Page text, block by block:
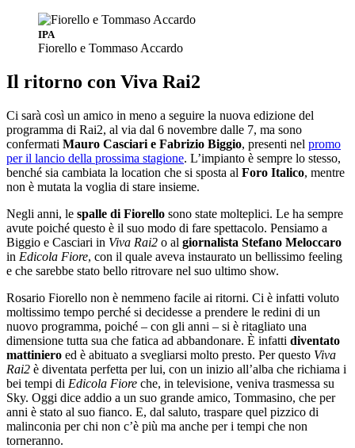
IPA
Fiorello e Tommaso Accardo
Il ritorno con Viva Rai2
Ci sarà così un amico in meno a seguire la nuova edizione del
programma di Rai2, al via dal 6 novembre dalle 7, ma sono
confermati Mauro Casciari e Fabrizio Biggio, presenti nel promo
per il lancio della prossima stagione. L’impianto è sempre lo stesso,
benché sia cambiata la location che si sposta al Foro Italico, mentre
non è mutata la voglia di stare insieme.
Negli anni, le spalle di Fiorello sono state molteplici. Le ha sempre
avute poiché questo è il suo modo di fare spettacolo. Pensiamo a
Biggio e Casciari in Viva Rai2 o al giornalista Stefano Meloccaro
in Edicola Fiore, con il quale aveva instaurato un bellissimo feeling
e che sarebbe stato bello ritrovare nel suo ultimo show.
Rosario Fiorello non è nemmeno facile ai ritorni. Ci è infatti voluto
moltissimo tempo perché si decidesse a prendere le redini di un
nuovo programma, poiché – con gli anni – si è ritagliato una
dimensione tutta sua che fatica ad abbandonare. È infatti diventato
mattiniero ed è abituato a svegliarsi molto presto. Per questo Viva
Rai2 è diventata perfetta per lui, con un inizio all’alba che richiama i
bei tempi di Edicola Fiore che, in televisione, veniva trasmessa su
Sky. Oggi dice addio a un suo grande amico, Tommasino, che per
anni è stato al suo fianco. E, dal saluto, traspare quel pizzico di
malinconia per chi non c’è più ma anche per i tempi che non
torneranno.